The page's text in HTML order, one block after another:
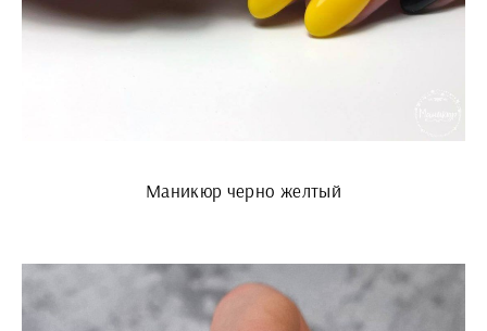
Маникюр черно желтый